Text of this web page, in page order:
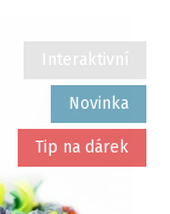
Interaktivní
Novinka
Tip na dárek